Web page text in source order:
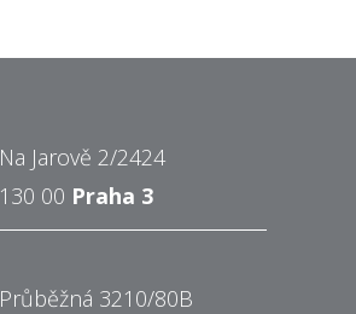
Na Jarově 2/2424
130 00 Praha 3
Průběžná 3210/80B